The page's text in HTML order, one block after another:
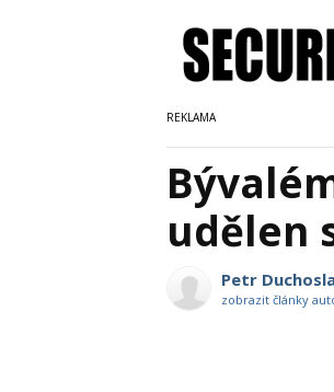
udělen
Petr
zobrazit články